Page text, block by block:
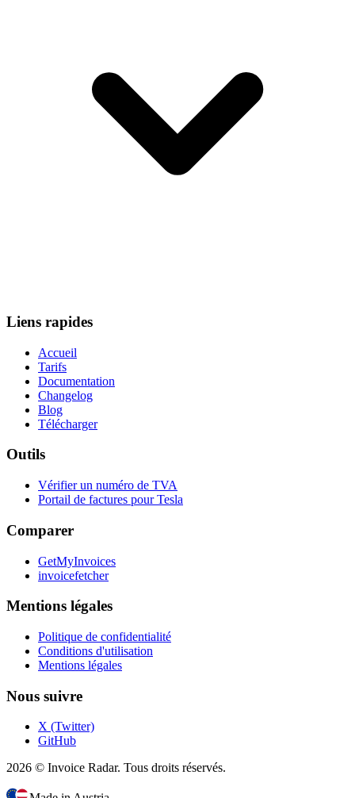
Liens rapides
Accueil
Tarifs
Documentation
Changelog
Blog
Télécharger
Outils
Vérifier un numéro de TVA
Portail de factures pour Tesla
Comparer
GetMyInvoices
invoicefetcher
Mentions légales
Politique de confidentialité
Conditions d'utilisation
Mentions légales
Nous suivre
X (Twitter)
GitHub
2026 © Invoice Radar. Tous droits réservés.